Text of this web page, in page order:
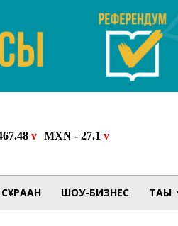
ШОУ-БИЗНЕС ТАҒЫ